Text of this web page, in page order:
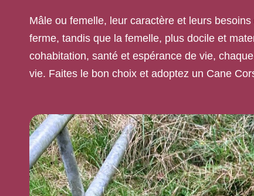
Mâle ou femelle, leur caractère et leurs
ferme, tandis que la femelle, plus docile et
cohabitation, santé et espérance de vie,
vie. Faites le bon choix et adoptez un Cane